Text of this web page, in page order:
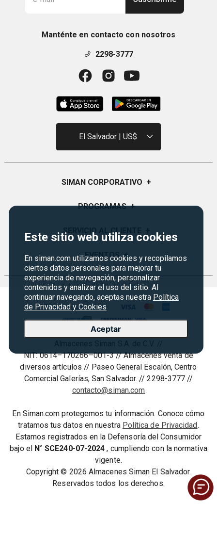
Este sitio web utiliza cookies
En siman.com utilizamos cookies y recopilamos
ciertos datos personales para mejorar tu
experiencia de navegación, personalizar
contenidos y analizar el uso del sitio. Al
continuar navegando, aceptas nuestra Política
de Privacidad y Cookies
Aceptar
Manténte en contacto con nosotros
2298-3777
El Salvador | US$
SIMAN CORPORATIVO +
Quiénes Somos
Historia
Servicios
PROGRAMAS +
Certificados de Regalo
Siman PRO
Credisiman
Marketplace
Vende en Marketplace
SERVICIO AL CLIENTE
Preguntas Frecuentes
Política de devoluciones y garantias
Contáctenos
Seguridad del sitio
Política de Privacidad
Condiciones ofertas
Condiciones de uso
Términos y condiciones
EVENTOS +
Regreso a clases
Rebajas
Cyber Monday
Agosto es diversión
NIT: 0614–170266–001-3 // Almacenes venta de
diversos artículos // Paseo General Escalón, Centro
Comercial Galerías, San Salvador. // 2298-3777 //
contacto@siman.com
En Siman.com protegemos tu información. Conoce cómo
tratamos tus datos en nuestra Política de Privacidad.
Estamos registrados en la Defensoría del Consumidor
bajo el N° SCE240-07-2024 , cumpliendo con la normativa
vigente.
Copyright © 2026 Almacenes Siman El Salvador.
Reservados todos los derechos.